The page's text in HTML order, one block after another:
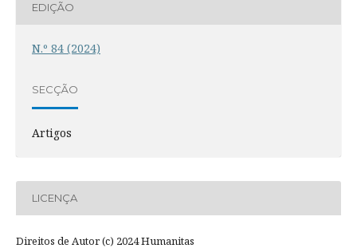
EDIÇÃO
N.º 84 (2024)
SECÇÃO
Artigos
LICENÇA
Direitos de Autor (c) 2024 Humanitas